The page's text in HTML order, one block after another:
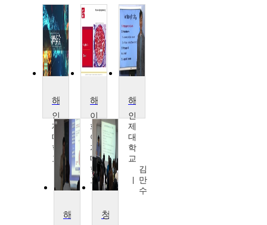
인
제
대
학
교
조
현
이
화
여
자
대
학
교
박
연
인
제
대
학
교
김
만
수